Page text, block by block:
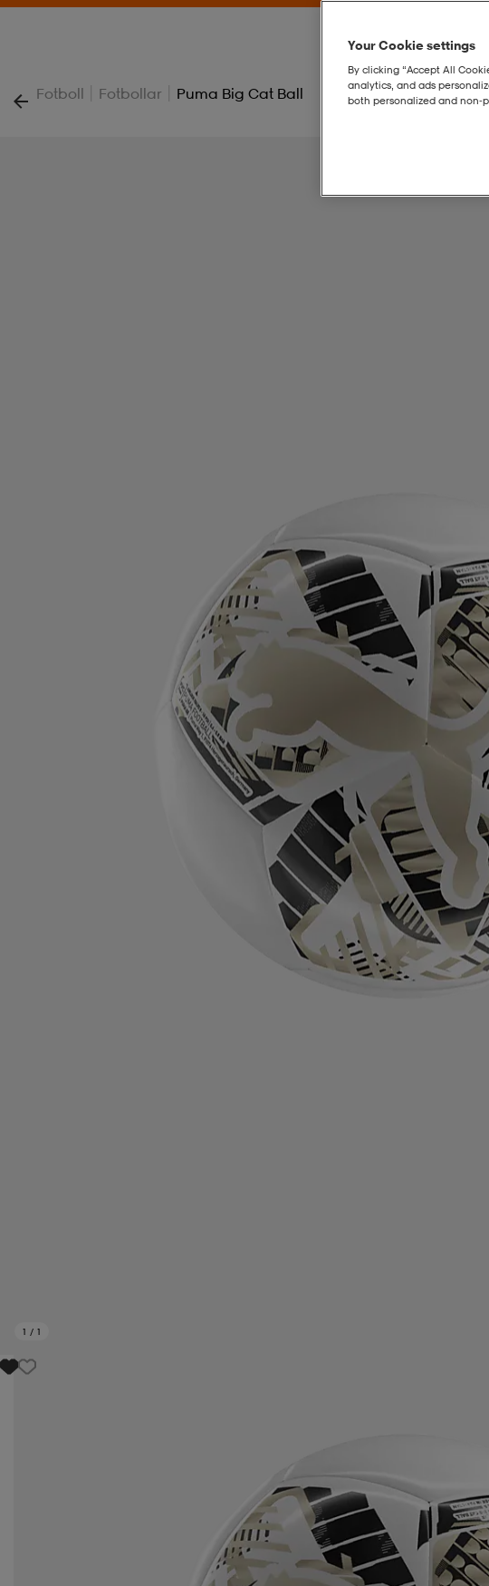
Fotboll | Fotbollar | Puma Big Cat Ball
1 / 1
Your Cookie settings
By clicking “Accept All
analytics, and ads
both personalized and